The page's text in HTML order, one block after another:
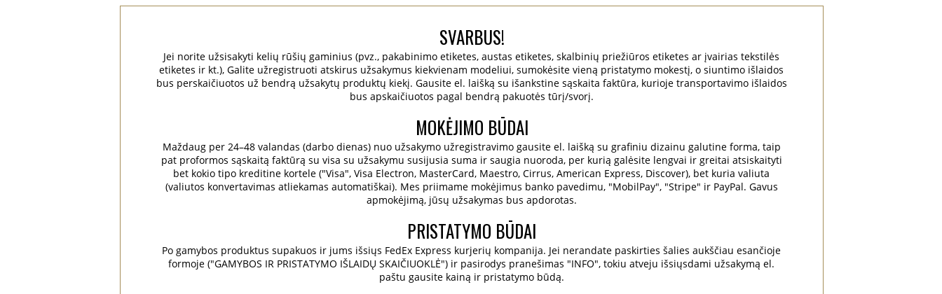
SVARBUS!
Jei norite užsisakyti kelių rūšių gaminius (pvz., pakabinimo etiketes, austas etiketes, skalbinių priežiūros etiketes ar įvairias tekstilės
etiketes ir kt.), Galite užregistruoti atskirus užsakymus kiekvienam modeliui, sumokėsite vieną pristatymo mokestį, o siuntimo išlaidos
bus perskaičiuotos už bendrą užsakytų produktų kiekį. Gausite el. laišką su išankstine sąskaita faktūra, kurioje transportavimo išlaidos
bus apskaičiuotos pagal bendrą pakuotės tūrį/svorį.
MOKĖJIMO BŪDAI
Maždaug per 24–48 valandas (darbo dienas) nuo užsakymo užregistravimo gausite el. laišką su grafiniu dizainu galutine forma, taip
pat proformos sąskaitą faktūrą su visa su užsakymu susijusia suma ir saugia nuoroda, per kurią galėsite lengvai ir greitai atsiskaityti
bet kokio tipo kreditine kortele ("Visa", Visa Electron, MasterCard, Maestro, Cirrus, American Express, Discover), bet kuria valiuta
(valiutos konvertavimas atliekamas automatiškai). Mes priimame mokėjimus banko pavedimu, "MobilPay", "Stripe" ir PayPal. Gavus
apmokėjimą, jūsų užsakymas bus apdorotas.
PRISTATYMO BŪDAI
Po gamybos produktus supakuos ir jums išsiųs FedEx Express kurjerių kompanija. Jei nerandate paskirties šalies aukščiau esančioje
formoje ("GAMYBOS IR PRISTATYMO IŠLAIDŲ SKAIČIUOKLĖ") ir pasirodys pranešimas "INFO", tokiu atveju išsiųsdami užsakymą el.
paštu gausite kainą ir pristatymo būdą.